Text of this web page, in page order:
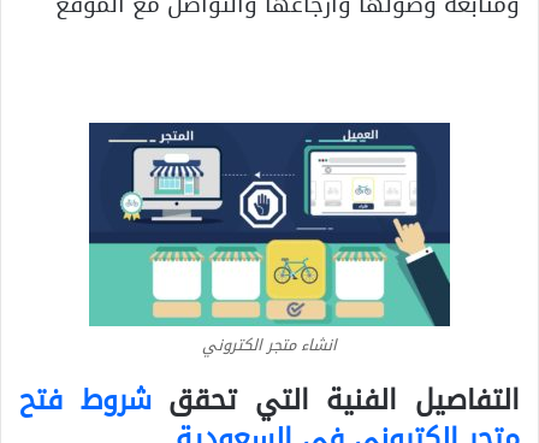
انشاء متجر الكتروني
التفاصيل الفنية التي تحققشروط فتح